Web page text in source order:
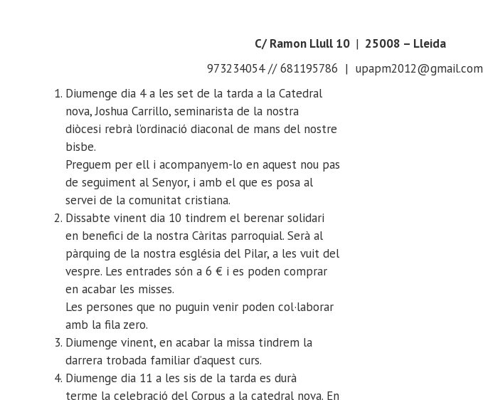
C/ Ramon Llull 10 | 25008 – Lleida
973234054 // 681195786 | upapm2012@gmail.com
Diumenge dia 4 a les set de la tarda a la Catedral
nova, Joshua Carrillo, seminarista de la nostra
diòcesi rebrà l’ordinació diaconal de mans del nostre
bisbe.
Preguem per ell i acompanyem-lo en aquest nou pas
de seguiment al Senyor, i amb el que es posa al
servei de la comunitat cristiana.
Dissabte vinent dia 10 tindrem el berenar solidari
en benefici de la nostra Càritas parroquial. Serà al
pàrquing de la nostra església del Pilar, a les vuit del
vespre. Les entrades són a 6 € i es poden comprar
en acabar les misses.
Les persones que no puguin venir poden col·laborar
amb la fila zero.
Diumenge vinent, en acabar la missa tindrem la
darrera trobada familiar d’aquest curs.
Diumenge dia 11 a les sis de la tarda es durà
terme la celebració del Corpus a la catedral nova. En